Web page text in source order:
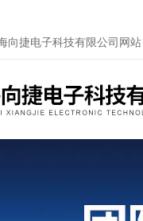
向捷电子科技有限公司网站